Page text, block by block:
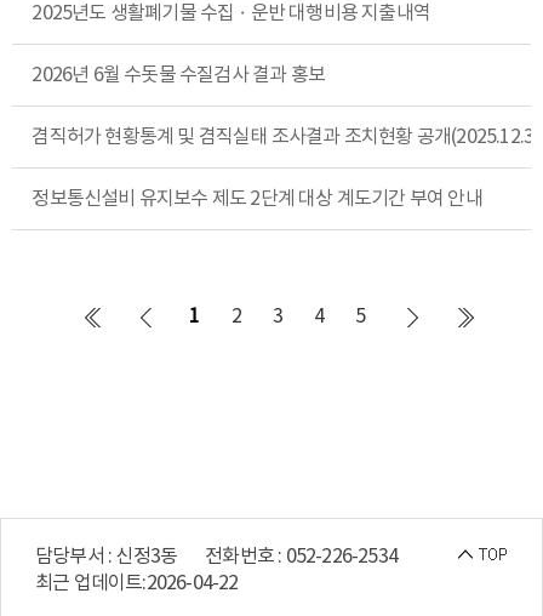
2025년도 생활폐기물 수집ㆍ운반 대행비용 지출내역
2026년 6월 수돗물 수질검사 결과 홍보
겸직허가 현황통계 및 겸직실태 조사결과 조치현황 공개
정보통신설비 유지보수 제도 2단계 대상 계도기간 부여 안내
1 2 3 4 5
담당부서 : 신정3동
전화번호 : 052-226-2534
최근 업데이트:2026-04-22